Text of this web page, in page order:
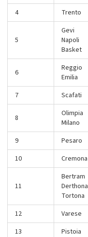
4
Trento
5
Gevi
Napoli
Basket
6
Reggio
Emilia
7 Scafati
8
Olimpia
Milano
9 Pesaro
10
Cremona
11
Bertram
Derthona
Tortona
12 Varese
13
Pistoia